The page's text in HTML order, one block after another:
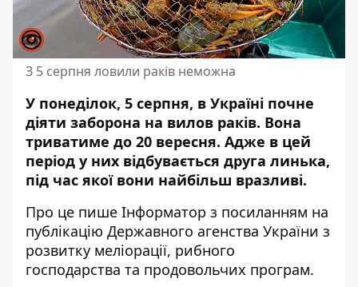
З 5 серпня ловили раків неможна
У понеділок, 5 серпня, в Україні почне
діяти заборона на вилов раків. Вона
триватиме до 20 вересня. Адже в цей
період у них відбувається друга линька,
під час якої вони найбільш вразливі.
Про це пише Інформатор з посиланням на
публікацію Державного агенства України з
розвитку меліорації, рибного
господарства та продовольчих програм.